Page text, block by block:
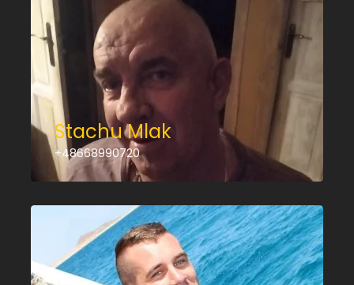
Stachu Mlak
+48668990720